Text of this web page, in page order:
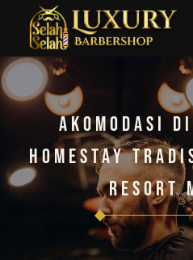
Akomodasi
Homestay
Resort